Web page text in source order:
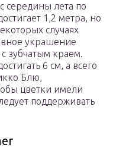
середины лета по
1,2 метра, но
случаях
украшение
зубчатым краем.
6 см, а всего
Блю,
цветки имели
поддерживать